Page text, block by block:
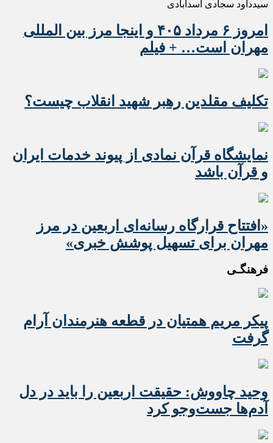
سیدداود سجادی اسدآبادی
امروز ۶ مرداد ۴۰۵ و اینجا مرز بین المللی
مهران است… + فیلم
تکلیف مقلدین رهبر شهید انقلاب چیست؟
نمایشگاه قرآن نمادی از پیوند خدمات ایران
و قرآن باشد
«افتتاح قرارگاه رسانه‌ای اربعین در مرز
مهران برای تسهیل پوشش خبری»
فرهنگـی
پیکر مریم همتیان در قطعه هنرمندان آرام
گرفت
وحید چاووش: حقیقت اربعین را باید در دل
آدم‌ها جست‌وجو کرد